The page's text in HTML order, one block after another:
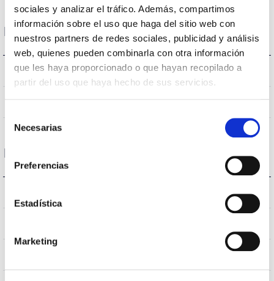
sociales y analizar el tráfico. Además, compartimos
información sobre el uso que haga del sitio web con
nuestros partners de redes sociales, publicidad y análisis
web, quienes pueden combinarla con otra información
que les haya proporcionado o que hayan recopilado a
partir del uso que haya hecho de sus servicios.
Necesarias
Preferencias
Estadística
Marketing
Dimensiones y Montaje
Dimensiones 318 a 408x116mm
Datos ópticos
3.000K
VA00L1P